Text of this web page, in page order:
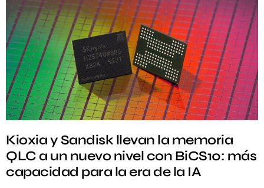
Kioxia y Sandisk llevan la memoria
QLC a un nuevo nivel con BiCS10: más
capacidad para la era de la IA